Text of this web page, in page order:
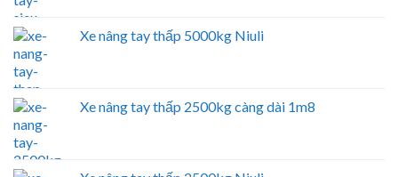
Xe nâng tay thấp 5000kg Niuli
Xe nâng tay thấp 2500kg càng dài 1m8